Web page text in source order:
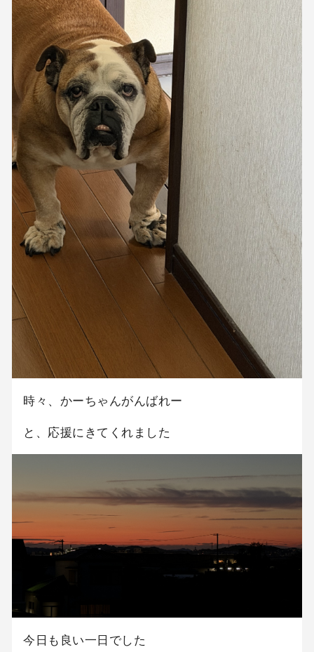
時々、かーちゃんがんばれー
と、応援にきてくれました
今日も良い一日でした